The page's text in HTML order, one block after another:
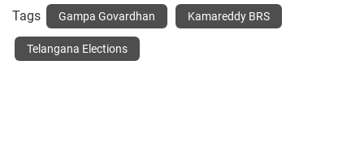
Tags Gampa Govardhan Kamareddy BRS
Telangana Elections